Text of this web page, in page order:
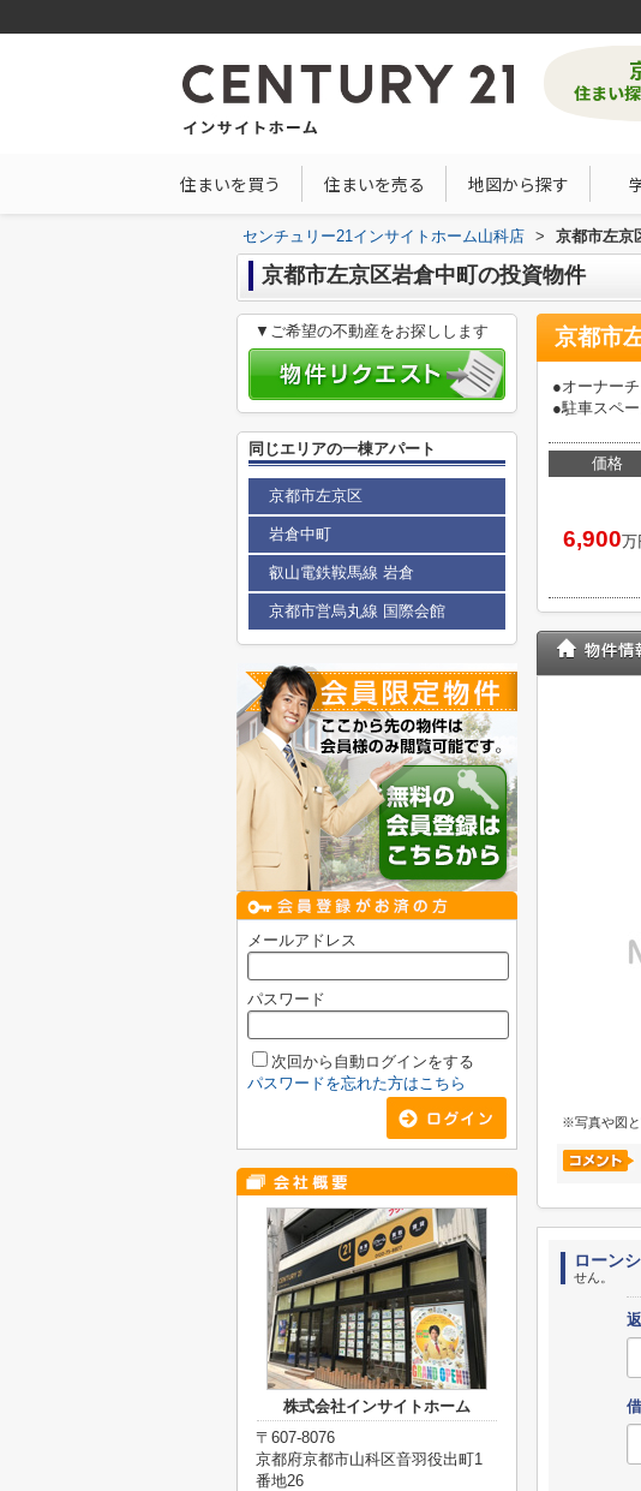
住まいを買う 住まいを売る 地図から探す
センチュリー21インサイトホーム山科店 > 京都市左京
京都市左京区岩倉中町の投資物件
京都市
●オーナー
●駐車スペ
価格
6,900万
※写真や図と
ローン
せん。
▼ご希望の不動産をお探しします
同じエリアの一棟アパート
京都市左京区
岩倉中町
叡山電鉄鞍馬線 岩倉
京都市営烏丸線 国際会館
メールアドレス
パスワード
次回から自動ログインをする
パスワードを忘れた方はこちら
株式会社インサイトホーム
〒607-8076
京都府京都市山科区音羽役出町1
番地26